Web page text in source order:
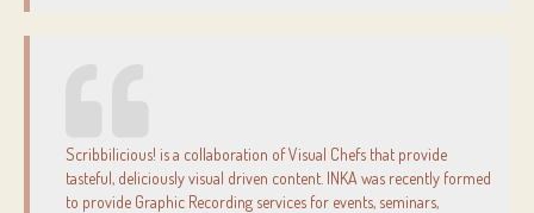
Scribbilicious! is a collaboration of Visual Chefs that provide
tasteful, deliciously visual driven content. INKA was recently formed
to provide Graphic Recording services for events, seminars,